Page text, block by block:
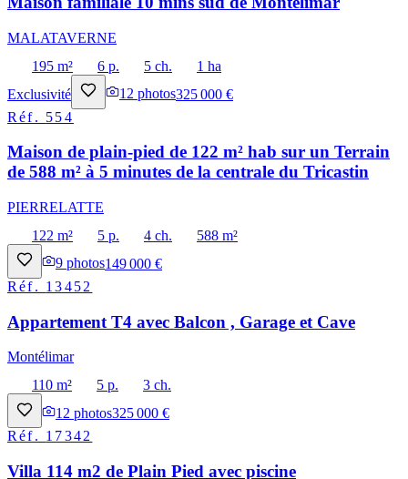
MALATAVERNE
195 m²
6 p. 5 ch.
1 ha
Exclusivité
12 photos325 000 €
Réf. 554
Maison de plain-pied de 122 m² hab sur un Terrain
de 588 m² à 5 minutes de la centrale du Tricastin
PIERRELATTE
122 m²
5 p. 4 ch.
588 m²
9 photos149 000 €
Réf. 13452
Appartement T4 avec Balcon , Garage et Cave
Montélimar
110 m²
5 p.
3 ch.
12 photos325 000 €
Réf. 17342
Villa 114 m2 de Plain Pied avec piscine